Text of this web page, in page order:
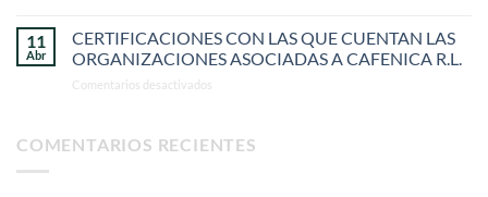
“CLIMA
Y
20
DE
AMÉRICA
11
Abr
CERTIFICACIONES CON LAS QUE CUENTAN LAS
ORGANIZACIONES ASOCIADAS A CAFENICA R.L.
Comentarios desactivados
LAS
COMENTARIOS RECIENTES